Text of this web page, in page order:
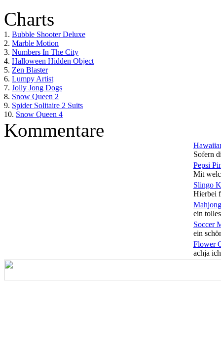
Charts
1. Bubble Shooter Deluxe
2. Marble Motion
3. Numbers In The City
4. Halloween Hidden Object
5. Zen Blaster
6. Lumpy Artist
7. Jolly Jong Dogs
8. Snow Queen 2
9. Spider Solitaire 2 Suits
10. Snow Queen 4
Kommentare
Sofern
Pepsi
Mit
Slingo
Hierbei
ein
Soccer
ein
Flower
achja